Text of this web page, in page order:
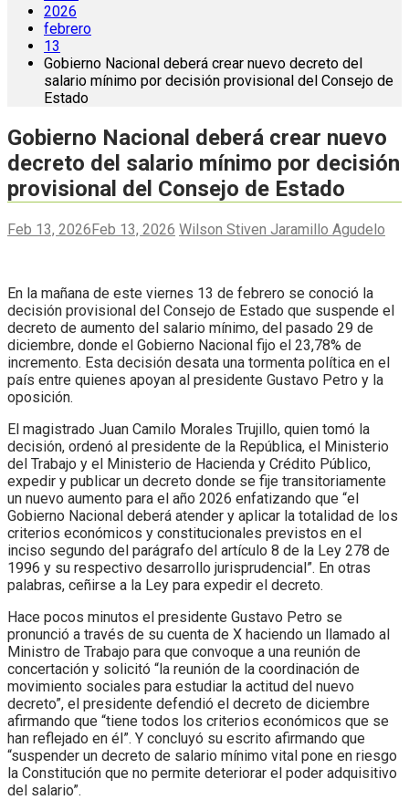
2026
febrero
13
Gobierno Nacional deberá crear nuevo decreto del
salario mínimo por decisión provisional del Consejo de
Estado
Gobierno Nacional deberá crear nuevo
decreto del salario mínimo por decisión
provisional del Consejo de Estado
Feb 13, 2026Feb 13, 2026 Wilson Stiven Jaramillo Agudelo
En la mañana de este viernes 13 de febrero se conoció la
decisión provisional del Consejo de Estado que suspende el
decreto de aumento del salario mínimo, del pasado 29 de
diciembre, donde el Gobierno Nacional fijo el 23,78% de
incremento. Esta decisión desata una tormenta política en el
país entre quienes apoyan al presidente Gustavo Petro y la
oposición.
El magistrado Juan Camilo Morales Trujillo, quien tomó la
decisión, ordenó al presidente de la República, el Ministerio
del Trabajo y el Ministerio de Hacienda y Crédito Público,
expedir y publicar un decreto donde se fije transitoriamente
un nuevo aumento para el año 2026 enfatizando que “el
Gobierno Nacional deberá atender y aplicar la totalidad de los
criterios económicos y constitucionales previstos en el
inciso segundo del parágrafo del artículo 8 de la Ley 278 de
1996 y su respectivo desarrollo jurisprudencial”. En otras
palabras, ceñirse a la Ley para expedir el decreto.
Hace pocos minutos el presidente Gustavo Petro se
pronunció a través de su cuenta de X haciendo un llamado al
Ministro de Trabajo para que convoque a una reunión de
concertación y solicitó “la reunión de la coordinación de
movimiento sociales para estudiar la actitud del nuevo
decreto”, el presidente defendió el decreto de diciembre
afirmando que “tiene todos los criterios económicos que se
han reflejado en él”. Y concluyó su escrito afirmando que
“suspender un decreto de salario mínimo vital pone en riesgo
la Constitución que no permite deteriorar el poder adquisitivo
del salario”.